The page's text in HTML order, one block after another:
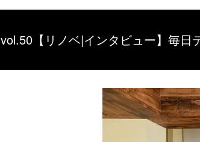
vol.50【リノベ|インタビュー】毎